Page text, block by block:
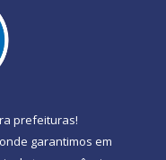
prefeituras!
garantimos em